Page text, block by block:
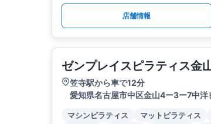
店舗情報
ゼンプレイスピラティス金
笠寺駅から車で12分
愛知県名古屋市中区金山4ー3ー7中洋
マシンピラティス マットピラティス